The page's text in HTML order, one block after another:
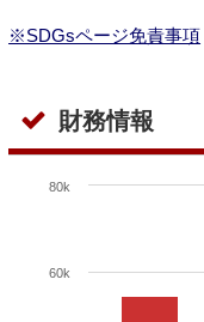
※SDGsページ免責事項
財務情報
60k
80k